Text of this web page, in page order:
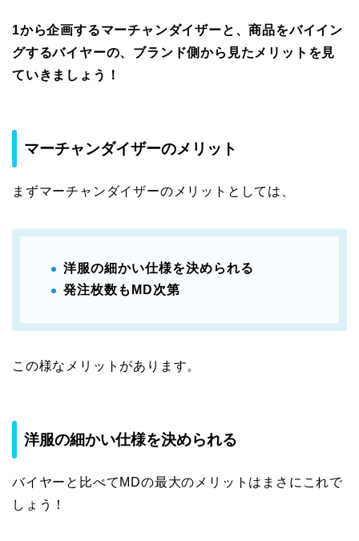
1から企画するマーチャンダイザーと、商品をバイイン
グするバイヤーの、ブランド側から見たメリットを見
ていきましょう！
マーチャンダイザーのメリット
まずマーチャンダイザーのメリットとしては、
洋服の細かい仕様を決められる
発注枚数もMD次第
この様なメリットがあります。
洋服の細かい仕様を決められる
バイヤーと比べてMDの最大のメリットはまさにこれで
しょう！